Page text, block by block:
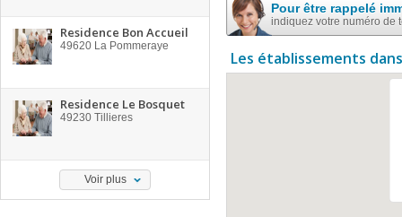
Residence Bon Accueil
49620 La Pommeraye
Residence Le Bosquet
49230 Tillieres
Voir plus
Pour être rappelé
indiquez votre numéro de
Les établissements